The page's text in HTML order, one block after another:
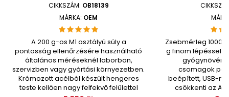
CIKKSZÁM: OB18139
MÁRKA: OEM
A 200 g-os M1 osztályú súly a
pontosság ellenőrzésére használható
általános méréseknél laborban,
szervizben vagy gyártási környezetben.
Krómozott acélból készült hengeres
teste kellően nagy felfekvő felülettel
Zsebmérleg 1000
g finom lépéssel
csomagok
beépített, USB-n
csökkenti az